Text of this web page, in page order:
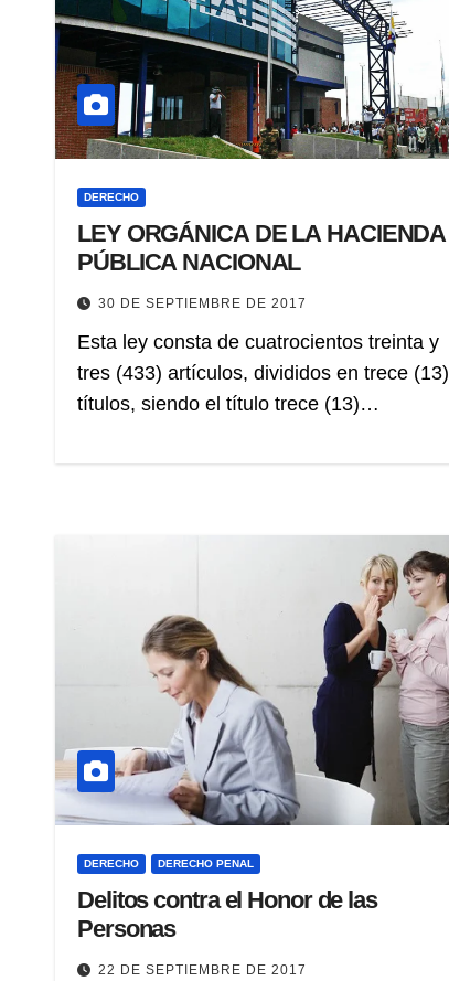
DERECHO
LEY ORGÁNICA DE LA HACIENDA
PÚBLICA NACIONAL
30 DE SEPTIEMBRE DE 2017
Esta ley consta de cuatrocientos treinta y
tres (433) artículos, divididos en trece (13)
títulos, siendo el título trece (13)…
DERECHO DERECHO PENAL
Delitos contra el Honor de las
Personas
22 DE SEPTIEMBRE DE 2017